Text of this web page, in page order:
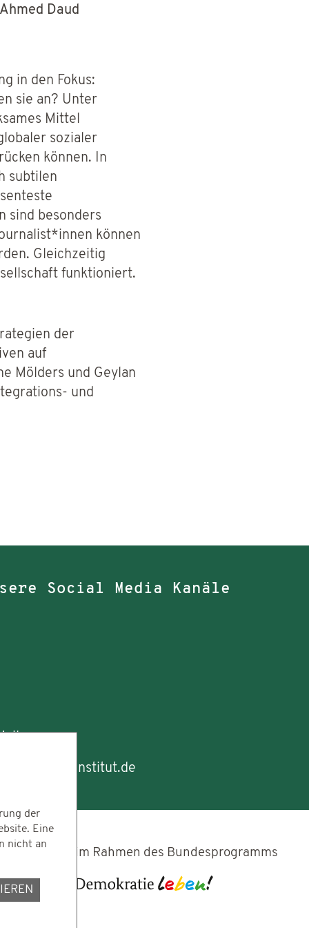
Daud
in den Fokus:
sie an? Unter
Mittel
sozialer
können. In
subtilen
sind besonders
können
Gleichzeitig
funktioniert.
der
auf
Mölders und Geylan
und
Social Media Kanäle
institut.de
im Rahmen des Bundesprogramms
der
Eine
nicht an